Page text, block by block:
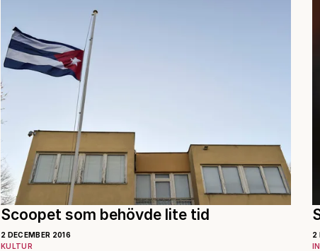
Scoopet som behövde lite tid
2 DECEMBER 2016
KULTUR
2